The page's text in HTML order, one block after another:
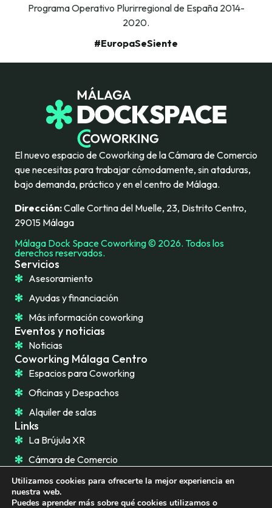
Programa Operativo Plurirregional de España 2014-
2020.
#EuropaSeSiente
Coworking Málaga Centro
Espacios para Coworking
Oficinas y Despachos
Alquiler de salas
Links
La Brújula XR
Cámara de Comercio
Servicios
Asesoramiento
Ayudas y financiación
Más información coworking
Eventos y noticias
Noticias
El nuevo espacio de Coworking de la Cámara de Comercio
que necesitas para trabajar cómodamente, sin ataduras,
bajo demanda, práctico y en el centro de Málaga.
Dirección:Calle Cortina del Muelle, 23, Distrito Centro,
29015 Málaga
Málaga Dock Space Coworking © 2026. Todos los
derechos reservados.
Utilizamos cookies para ofrecerte la mejor experiencia en
nuestra web.
Puedes aprender más sobre qué cookies utilizamos o